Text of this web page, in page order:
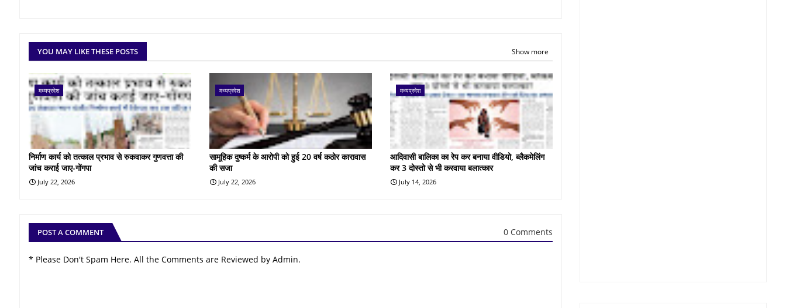
YOU MAY LIKE THESE POSTS Show more
मध्यप्रदेश
निर्माण कार्य को तत्काल प्रभाव से रुकवाकर गुणवत्ता की
जांच कराई जाए-गोंगपा
July 22, 2026
मध्यप्रदेश
सामूहिक दुष्कर्म के आरोपी को हुई 20 वर्ष कठोर कारावास
की सजा
July 22, 2026
मध्यप्रदेश
आदिवासी बालिका का रेप कर बनाया वीडियो, ब्लैकमेलिंग
कर 3 दोस्तो से भी करवाया बलात्कार
July 14, 2026
POST A COMMENT 0 Comments
* Please Don't Spam Here. All the Comments are Reviewed by Admin.